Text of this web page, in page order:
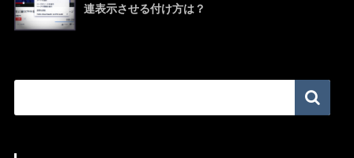
連表示させる付け方は？